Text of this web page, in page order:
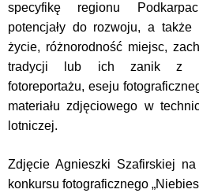
specyfikę regionu
potencjały do rozwoju, a także
życie, różnorodność miejsc,
tradycji lub ich zanik z
fotoreportażu, eseju
materiału zdjęciowego w
lotniczej.
Zdjęcie Agnieszki Szafirskiej
konkursu fotograficznego